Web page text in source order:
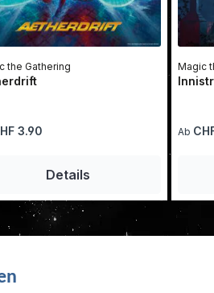
the Gathering
Preis:
3.90
Details
Magic
Ab